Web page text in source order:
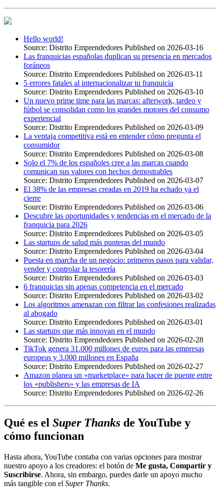
Hello world!
Source: Distrito Emprendedores Published on 2026-03-16
Las franquicias españolas duplican su presencia en mercados
foráneos
Source: Distrito Emprendedores Published on 2026-03-11
5 errores fatales al internacionalizar tu franquicia
Source: Distrito Emprendedores Published on 2026-03-10
Un nuevo prime time para las marcas: afterwork, tardeo y
fútbol se consolidan como los grandes motores del consumo
experiencial
Source: Distrito Emprendedores Published on 2026-03-09
La ventaja competitiva está en entender cómo pregunta el
consumidor
Source: Distrito Emprendedores Published on 2026-03-08
Solo el 7% de los españoles cree a las marcas cuando
comunican sus valores con hechos demostrables
Source: Distrito Emprendedores Published on 2026-03-07
El 38% de las empresas creadas en 2019 ha echado ya el
cierre
Source: Distrito Emprendedores Published on 2026-03-06
Descubre las oportunidades y tendencias en el mercado de la
franquicia para 2026
Source: Distrito Emprendedores Published on 2026-03-05
Las startups de salud más punteras del mundo
Source: Distrito Emprendedores Published on 2026-03-04
Puesta en marcha de un negocio: primeros pasos para validar,
vender y controlar la tesorería
Source: Distrito Emprendedores Published on 2026-03-03
6 franquicias sin apenas competencia en el mercado
Source: Distrito Emprendedores Published on 2026-03-02
Los algoritmos amenazan con filtrar las confesiones realizadas
al abogado
Source: Distrito Emprendedores Published on 2026-03-01
Las startups que más innovan en el mundo
Source: Distrito Emprendedores Published on 2026-02-28
TikTok genera 31.000 millones de euros para las empresas
europeas y 3.000 millones en España
Source: Distrito Emprendedores Published on 2026-02-27
Amazon planea un «marketplace» para hacer de puente entre
los «publishers» y las empresas de IA
Source: Distrito Emprendedores Published on 2026-02-26
Qué es el Super Thanks de YouTube y
cómo funcionan
Hasta ahora, YouTube contaba con varias opciones para mostrar
nuestro apoyo a los creadores: el botón de Me gusta, Compartir y
Suscribirse. Ahora, sin embargo, puedes darle un apoyo mucho
más tangible con el Super Thanks.